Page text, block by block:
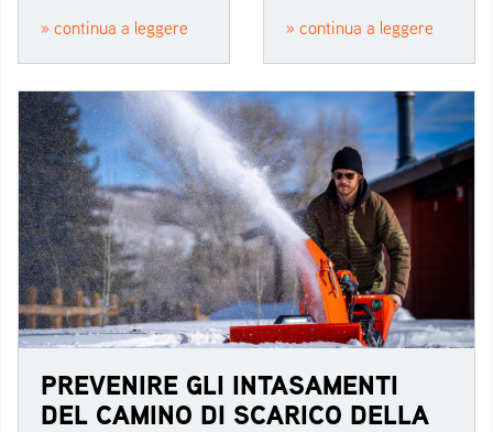
» continua a leggere
» continua a leggere
PREVENIRE GLI INTASAMENTI
DEL CAMINO DI SCARICO DELLA